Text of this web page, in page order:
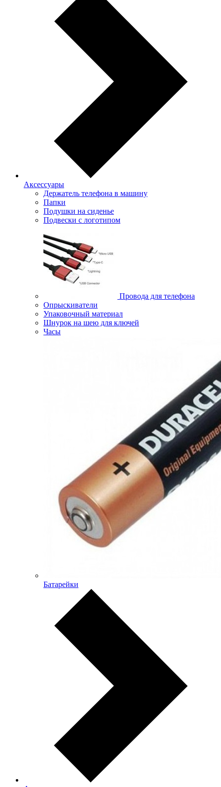
Аксессуары
Держатель телефона в машину
Папки
Подушки на сиденье
Подвески с логотипом
Провода для телефона
Опрыскиватели
Упаковочный материал
Шнурок на шею для ключей
Часы
Батарейки